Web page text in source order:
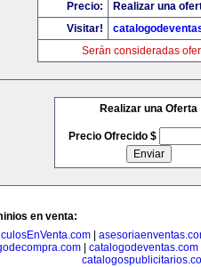
Precio:
Realizar una
Visitar!
Serán consideradas
Realizar una Oferta
Precio Ofrecido $
en venta:
|
| catalogodeventas.com